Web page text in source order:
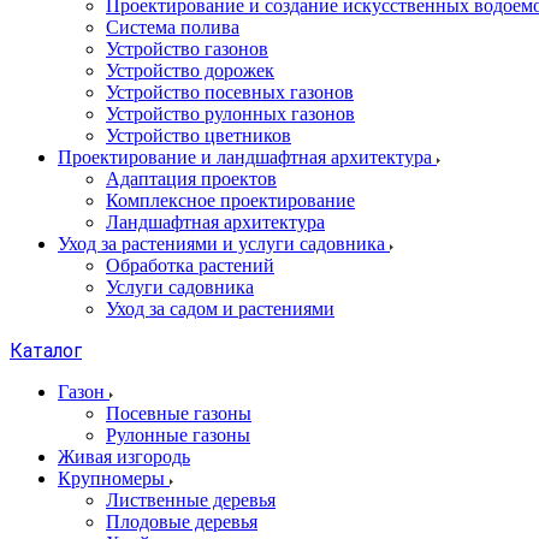
Проектирование и создание искусственных
Система полива
Устройство газонов
Устройство дорожек
Устройство посевных газонов
Устройство рулонных газонов
Устройство цветников
Проектирование и ландшафтная архитектура
Адаптация проектов
Комплексное проектирование
Ландшафтная архитектура
Уход за растениями и услуги садовника
Обработка растений
Услуги садовника
Уход за садом и растениями
Каталог
Газон
Посевные газоны
Рулонные газоны
Живая изгородь
Крупномеры
Лиственные деревья
Плодовые деревья